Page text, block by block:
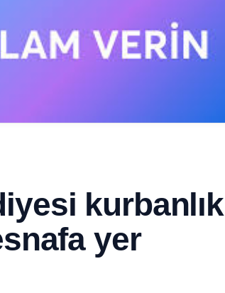
kurbanlık
yer